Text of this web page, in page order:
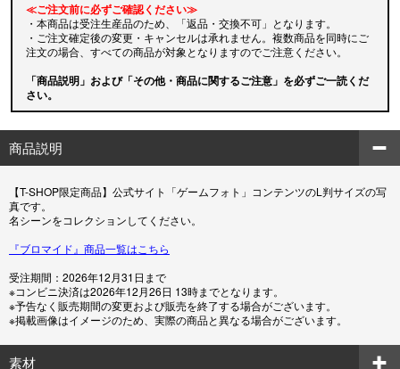
≪ご注文前に必ずご確認ください≫
・本商品は受注生産品のため、「返品・交換不可」となります。
・ご注文確定後の変更・キャンセルは承れません。複数商品を同時にご
注文の場合、すべての商品が対象となりますのでご注意ください。
「商品説明」および「その他・商品に関するご注意」を必ずご一読くだ
さい。
商品説明
【T-SHOP限定商品】公式サイト「ゲームフォト」コンテンツのL判サイズの写
真です。
名シーンをコレクションしてください。
『ブロマイド』商品一覧はこちら
受注期間：2026年12月31日まで
※コンビニ決済は2026年12月26日 13時までとなります。
※予告なく販売期間の変更および販売を終了する場合がございます。
※掲載画像はイメージのため、実際の商品と異なる場合がございます。
素材